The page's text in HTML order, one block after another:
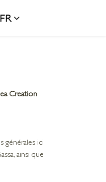
FR
Creation
générales ici
ainsi que